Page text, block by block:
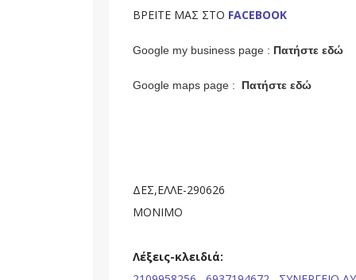
ΒΡΕΙΤΕ ΜΑΣ ΣΤΟ FACEBOOK
Google my business page : Πατήστε εδώ
Google maps page : Πατήστε εδώ
ΔΕΣ,ΕΛΛΕ-290626
ΜΟΝΙΜΟ
Λέξεις-κλειδιά: